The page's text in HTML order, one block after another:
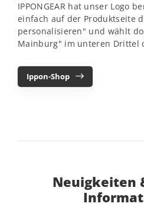
IPPONGEAR hat unser Logo
einfach auf der Produktseite
personalisieren" und wählt
Mainburg" im unteren Drittel
Ippon-Shop
Neuigkeiten